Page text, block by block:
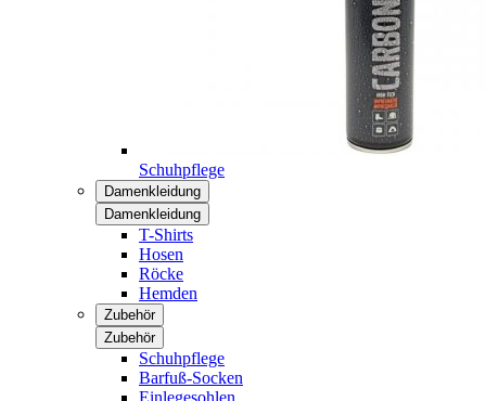
Schuhpflege
Damenkleidung
Damenkleidung
T-Shirts
Hosen
Röcke
Hemden
Zubehör
Zubehör
Schuhpflege
Barfuß-Socken
Einlegesohlen